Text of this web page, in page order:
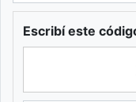
Escribí este